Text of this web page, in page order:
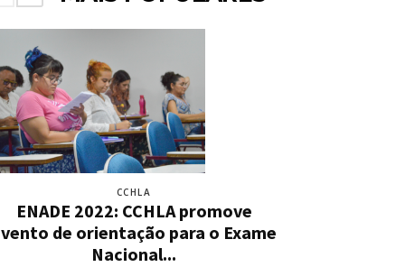
CCHLA
ENADE 2022: CCHLA promove
de orientação para o Exame
Nacional...